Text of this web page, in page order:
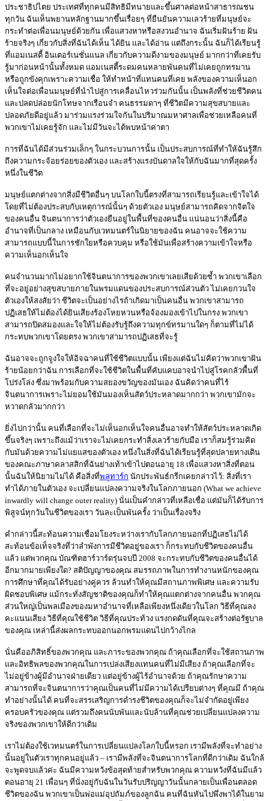
ประชาธิปไตย ประเทศที่ทุกคนมีสิทธิมีทนายและขึ้นศาลต่อหน้าสาธารณชน
ทุกวัน ฉันเห็นพยานหลักฐานมากขึ้นเรื่อยๆ ที่ยืนยันความเลวร้ายที่มนุษย์จะ
กระทำต่อเพื่อนมนุษย์ด้วยกัน เพื่อแสวงหาหรือสงวนอำนาจ ฉันเริ่มฝันร้าย ฝัน
ร้ายจริงๆ เกี่ยวกับสิ่งที่ฉันได้เห็น ได้ยิน และได้อ่าน แต่ถึงกระนั้น ฉันก็ได้เรียนรู้
ที่แอมเนสตี้ อินเตอร์เนชั่นแนล เกี่ยวกับความดีงามของมนุษย์ มากกว่าที่เคยรับ
รู้มาก่อนหน้านั้นทั้งหมด แอมเนสตี้ระดมคนหลายพันคนที่ไม่เคยถูกทรมาน
หรือถูกขังคุกเพราะความเชื่อ ให้ทำหน้าที่แทนคนที่เคย พลังของความเห็นอก
เห็นใจต่อเพื่อนมนุษย์ที่นำไปสู่การเคลื่อนไหวร่วมกันนั้น เป็นพลังที่ช่วยชีวิตคน
และปลดปล่อยนักโทษจากเรือนจำ คนธรรมดาๆ ที่ชีวิตมีความสุขสบายและ
ปลอดภัยดีอยู่แล้ว มาร่วมแรงร่วมใจกันในปริมาณมหาศาลเพื่อช่วยเหลือคนที่
พวกเขาไม่เคยรู้จัก และไม่มีวันจะได้พบหน้าค่าตา
การที่ฉันได้มีส่วนร่วมเล็กๆ ในกระบวนการนั้น เป็นประสบการณ์ที่ทำให้ฉันรู้สึก
ถึงความกระจ้อยร่อยของตัวเอง และสร้างแรงบันดาลใจให้กับฉันมากที่สุดครั้ง
หนึ่งในชีวิต
มนุษย์แตกต่างจากสิ่งมีชีวิตอื่นๆ บนโลกใบนี้ตรงที่สามารถเรียนรู้และเข้าใจได้
โดยที่ไม่ต้องประสบกับเหตุการณ์นั้นๆ ด้วยตัวเอง มนุษย์สามารถคิดจากจิตใจ
ของคนอื่น จินตนาการว่าตัวเองยืนอยู่ในพื้นที่ของคนอื่น แน่นอนว่าสิ่งนี้คือ
อำนาจที่เป็นกลาง เหมือนกับเวทมนตร์ในนิยายของฉัน คนอาจจะใช้ความ
สามารถแบบนี้ในการชักใยหรือควบคุม หรือใช้มันเพื่อสร้างความเข้าใจหรือ
ความเห็นอกเห็นใจ
คนจำนวนมากไม่อยากใช้จินตนาการของพวกเขาเลยเสียด้วยซ้ำ พวกเขาเลือก
ที่จะอยู่อย่างสุขสบายภายในพรมแดนของประสบการณ์ส่วนตัว ไม่เคยกวนใจ
ตัวเองให้สงสัยว่า ชีวิตจะเป็นอย่างไรถ้าเกิดมาเป็นคนอื่น พวกเขาสามารถ
ปฏิเสธให้ไม่ต้องได้ยินเสียงร้องโหยหวนหรือจ้องมองเข้าไปในกรง พวกเขา
สามารถปิดสมองและใจให้ไม่ต้องรับรู้ถึงความทุกข์ทรมานใดๆ ก็ตามที่ไม่ได้
กระทบพวกเขาโดยตรง พวกเขาสามารถปฏิเสธที่จะรู้
ฉันอาจจะถูกจูงใจให้อิจฉาคนที่ใช้ชีวิตแบบนั้น เพียงแต่ฉันไม่คิดว่าพวกเขาฝัน
ร้ายน้อยกว่าฉัน การเลือกที่จะใช้ชีวิตในพื้นที่คับแคบอาจนำไปสู่โรคกลัวพื้นที่
โปร่งโล่ง ซึ่งมาพร้อมกับความสยองขวัญของมันเอง ฉันคิดว่าคนที่ไร้
จินตนาการเพราะไม่ยอมใช้มันมองเห็นสัตว์ประหลาดมากกว่า พวกเขามักจะ
หวาดกลัวมากกว่า
ยิ่งไปกว่านั้น คนที่เลือกที่จะไม่เห็นอกเห็นใจคนอื่นอาจทำให้สัตว์ประหลาดเกิด
ขึ้นจริงๆ เพราะถึงแม้ว่าเราจะไม่เคยกระทำสิ่งเลวร้ายกับมือ เราก็สมรู้ร่วมคิด
กับมันด้วยความไม่แยแสของตัวเอง หนึ่งในสิ่งที่ฉันได้เรียนรู้ที่สุดปลายทางเดิน
ของคณะภาษาคลาสสิกที่ฉันย่างเท้าเข้าไปตอนอายุ 18 เพื่อแสวงหาสิ่งที่ตอน
นั้นฉันให้นิยามไม่ได้ คือสิ่งที่พลูทาร์ก นักประพันธ์กรีกเคยกล่าวไว้: สิ่งที่เรา
ทำได้ภายในตัวเอง จะเปลี่ยนแปลงความจริงในโลกภายนอก (What we achieve
inwardly will change outer reality) นั่นเป็นคำกล่าวที่เหลือเชื่อ แต่มันก็ได้รับการ
พิสูจน์ทุกวันในชีวิตของเรา วันละเป็นพันครั้ง ว่าเป็นเรื่องจริง
คำกล่าวนี้สะท้อนความเชื่อมโยงระหว่างเรากับโลกภายนอกที่ปฏิเสธไม่ได้
สะท้อนข้อเท็จจริงที่ว่าลำพังการมีชีวิตอยู่ของเรา ก็กระทบกับชีวิตของคนอื่น
แล้ว แต่พวกคุณ บัณฑิตฮาร์วาร์ดรุ่นจบปี 2008 จะกระทบกับชีวิตของคนอื่นได้
อีกมากมายเพียงใด? สติปัญญาของคุณ สมรรถภาพในการทำงานหนักของคุณ
การศึกษาที่คุณได้รับอย่างคู่ควร ล้วนทำให้คุณมีสถานภาพพิเศษ และความรับ
ผิดชอบพิเศษ แม้กระทั่งสัญชาติของคุณก็ทำให้คุณแตกต่างจากคนอื่น พวกคุณ
ส่วนใหญ่เป็นพลเมืองของมหาอำนาจที่เหลือเพียงหนึ่งเดียวในโลก วิธีที่คุณลง
คะแนนเสียง วิธีที่คุณใช้ชีวิต วิธีที่คุณประท้วง แรงกดดันที่คุณจะสร้างต่อรัฐบาล
ของคุณ เหล่านี้ส่งผลกระทบออกนอกพรมแดนไปกว้างไกล
นั่นคืออภิสิทธิ์ของพวกคุณ และภาระของพวกคุณ ถ้าคุณเลือกที่จะใช้สถานภาพ
และอิทธิพลของพวกคุณในการเปล่งเสียงแทนคนที่ไม่มีเสียง ถ้าคุณเลือกที่จะ
ไม่อยู่ข้างผู้มีอำนาจฝ่ายเดียว แต่อยู่ข้างผู้ไร้อำนาจด้วย ถ้าคุณรักษาความ
สามารถที่จะจินตนาการว่าคุณเป็นคนที่ไม่มีความได้เปรียบต่างๆ ที่คุณมี ถ้าคุณ
ทำอย่างนั้นได้ คนที่จะสรรเสริญการดำรงชีวิตของคุณก็จะไม่จำกัดอยู่เพียง
ครอบครัวของคุณ แต่รวมถึงคนนับพันและนับล้านที่คุณช่วยเปลี่ยนแปลงความ
จริงของพวกเขาให้ดีกว่าเดิม
เราไม่ต้องใช้เวทมนตร์ในการเปลี่ยนแปลงโลกใบนี้หรอก เรามีพลังที่จะทำอย่าง
นั้นอยู่ในตัวเราทุกคนอยู่แล้ว – เรามีพลังที่จะจินตนาการโลกที่ดีกว่าเดิม ฉันใกล้
จะพูดจบแล้วค่ะ ฉันมีความหวังข้อสุดท้ายสำหรับพวกคุณ ความหวังที่ฉันมีแล้ว
ตอนอายุ 21 เพื่อนๆ ที่นั่งอยู่กับฉันในวันรับปริญญาวันนั้นกลายเป็นเพื่อนตลอด
ชีวิตของฉัน พวกเขาเป็นพ่อแม่อุปถัมภ์ของลูกฉัน คนที่ฉันหันไปพึ่งพาได้ในยาม